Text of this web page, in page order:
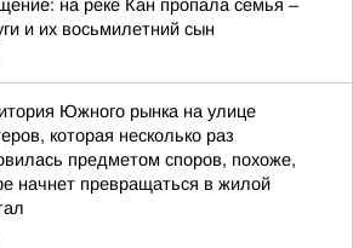
на реке Кан пропала семья –
и их восьмилетний сын
Южного рынка на улице
которая несколько раз
предметом споров, похоже,
начнет превращаться в жилой